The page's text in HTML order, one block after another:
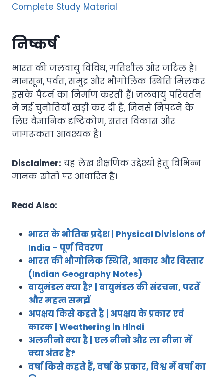
Complete Study Material
निष्कर्ष
भारत की जलवायु विविध, गतिशील और जटिल है।
मानसून, पर्वत, समुद्र और भौगोलिक स्थिति मिलकर
इसके पैटर्न का निर्माण करती हैं। जलवायु परिवर्तन
ने नई चुनौतियाँ खड़ी कर दी हैं, जिनसे निपटने के
लिए वैज्ञानिक दृष्टिकोण, सतत विकास और
जागरूकता आवश्यक है।
Disclaimer: यह लेख शैक्षणिक उद्देश्यों हेतु विभिन्न
मानक स्रोतों पर आधारित है।
Read Also:
भारत के भौतिक प्रदेश | Physical Divisions of
India – पूर्ण विवरण
भारत की भौगोलिक स्थिति, आकार और विस्तार
(Indian Geography Notes)
वायुमंडल क्या है? | वायुमंडल की संरचना, परतें
और महत्व समझें
अपक्षय किसे कहते है | अपक्षय के प्रकार एवं
कारक | Weathering in Hindi
अलनीनो क्या है | एल नीनो और ला नीना में
क्या अंतर है?
वर्षा किसे कहते हैं, वर्षा के प्रकार, विश्व में वर्षा का